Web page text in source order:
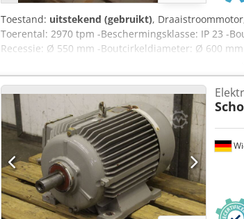
Toestand: uitstekend (gebruikt),
Toerental: 2970 tpm -Beschermingsklasse: IP 23 -
Recessie: Ø 550 mm -Boutcirkeldiameter: Ø 600